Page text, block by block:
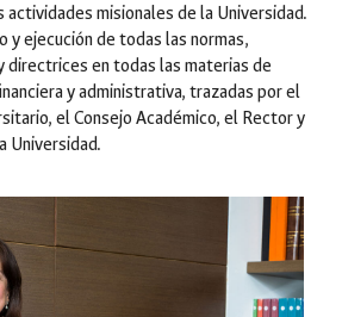
actividades misionales de la Universidad.
y ejecución de todas las normas,
en todas las materias de
y administrativa, trazadas por el
el Consejo Académico, el Rector y
Universidad.